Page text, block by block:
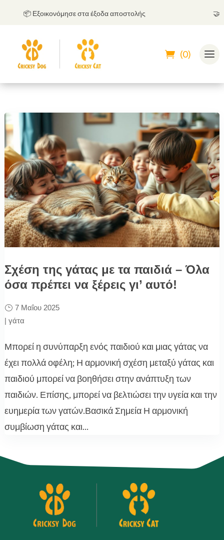
📦 Εξοικονόμησε στα έξοδα αποστολής
(0)
Σχέση της γάτας με τα παιδιά – Όλα
όσα πρέπει να ξέρεις γι’ αυτό!
7 Μαΐου 2025
| γάτα
Μπορεί η συνύπαρξη ενός παιδιού και μιας γάτας να
έχει πολλά οφέλη; Η αρμονική σχέση μεταξύ γάτας και
παιδιού μπορεί να βοηθήσει στην ανάπτυξη των
παιδιών. Επίσης, μπορεί να βελτιώσει την υγεία και την
ευημερία των γατών.Βασικά Σημεία Η αρμονική
συμβίωση γάτας και...